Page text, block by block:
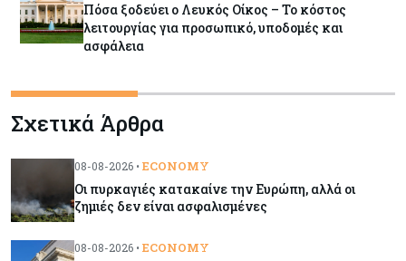
Πόσα ξοδεύει ο Λευκός Οίκος – Το κόστος
λειτουργίας για προσωπικό, υποδομές και
ασφάλεια
Market News 08-08-2026
Baker Tilly: Στην 7η θέση παγκοσμίως στις
M&A μεσαίας αγοράς
Κύπρος 08-08-2026
Πιο ισχυρό το κυπριακό διαβατήριο το 2026
Σχετικά Άρθρα
08-08-2026 • ECONOMY
Οι πυρκαγιές κατακαίνε την Ευρώπη, αλλά οι
ζημιές δεν είναι ασφαλισμένες
08-08-2026 • ECONOMY